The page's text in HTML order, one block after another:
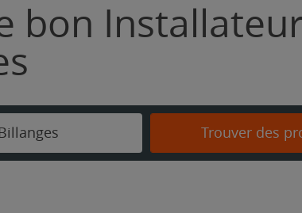
bon
Trouver des